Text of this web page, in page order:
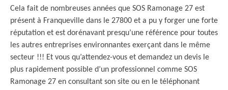
Cela fait de nombreuses années que SOS Ramonage 27 est
présent à Franqueville dans le 27800 et a pu y forger une forte
réputation et est dorénavant presqu’une référence pour toutes
les autres entreprises environnantes exerçant dans le même
secteur !!! Et vous qu’attendez-vous et demandez un devis le
plus rapidement possible d’un professionnel comme SOS
Ramonage 27 en consultant son site ou en le téléphonant